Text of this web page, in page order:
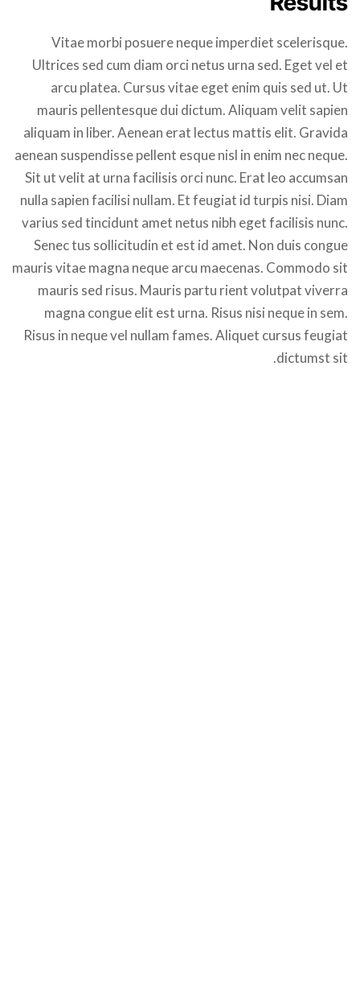
Vitae morbi posuere neque imperdiet scelerisque.
Ultrices sed cum diam orci netus urna sed. Eget vel et
arcu platea. Cursus vitae eget enim quis sed ut. Ut
mauris pellentesque dui dictum. Aliquam velit sapien
aliquam in liber. Aenean erat lectus mattis elit. Gravida
aenean suspendisse pellent esque nisl in enim nec neque.
Sit ut velit at urna facilisis orci nunc. Erat leo accumsan
nulla sapien facilisi nullam. Et feugiat id turpis nisi. Diam
varius sed tincidunt amet netus nibh eget facilisis nunc.
Senec tus sollicitudin et est id amet. Non duis congue
mauris vitae magna neque arcu maecenas. Commodo sit
mauris sed risus. Mauris partu rient volutpat viverra
magna congue elit est urna. Risus nisi neque in sem.
Risus in neque vel nullam fames. Aliquet cursus feugiat
dictumst sit.